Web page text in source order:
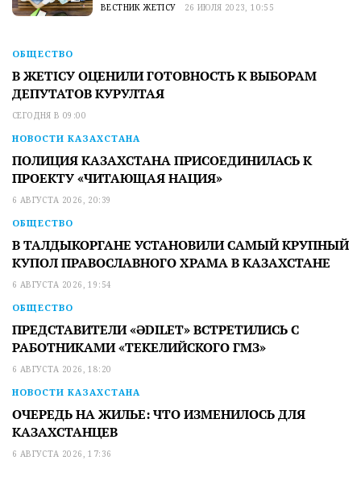
ВЕСТНИК ЖЕТІСУ 26 ИЮЛЯ 2023, 10:55
ОБЩЕСТВО
В ЖЕТІСУ ОЦЕНИЛИ ГОТОВНОСТЬ К ВЫБОРАМ
ДЕПУТАТОВ КУРУЛТАЯ
СЕГОДНЯ В 09:00
НОВОСТИ КАЗАХСТАНА
ПОЛИЦИЯ КАЗАХСТАНА ПРИСОЕДИНИЛАСЬ К
ПРОЕКТУ «ЧИТАЮЩАЯ НАЦИЯ»
6 АВГУСТА 2026, 20:39
ОБЩЕСТВО
В ТАЛДЫКОРГАНЕ УСТАНОВИЛИ САМЫЙ КРУПНЫЙ
КУПОЛ ПРАВОСЛАВНОГО ХРАМА В КАЗАХСТАНЕ
6 АВГУСТА 2026, 19:54
ОБЩЕСТВО
ПРЕДСТАВИТЕЛИ «ӘDILET» ВСТРЕТИЛИСЬ С
РАБОТНИКАМИ «ТЕКЕЛИЙСКОГО ГМЗ»
6 АВГУСТА 2026, 18:20
НОВОСТИ КАЗАХСТАНА
ОЧЕРЕДЬ НА ЖИЛЬЕ: ЧТО ИЗМЕНИЛОСЬ ДЛЯ
КАЗАХСТАНЦЕВ
6 АВГУСТА 2026, 17:36